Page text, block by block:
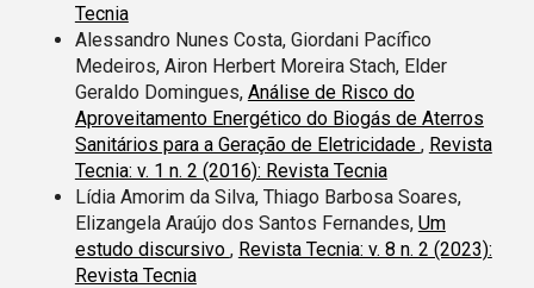
Tecnia
Alessandro Nunes Costa, Giordani Pacífico
Medeiros, Airon Herbert Moreira Stach, Elder
Geraldo Domingues, Análise de Risco do
Aproveitamento Energético do Biogás de Aterros
Sanitários para a Geração de Eletricidade , Revista
Tecnia: v. 1 n. 2 (2016): Revista Tecnia
Lídia Amorim da Silva, Thiago Barbosa Soares,
Elizangela Araújo dos Santos Fernandes, Um
estudo discursivo , Revista Tecnia: v. 8 n. 2 (2023):
Revista Tecnia